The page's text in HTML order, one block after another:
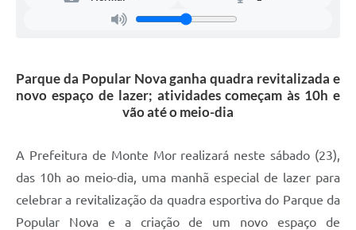
Parque da Popular Nova ganha quadra revitalizada e
novo espaço de lazer; atividades começam às 10h e
vão até o meio-dia
A Prefeitura de Monte Mor realizará neste sábado (23),
das 10h ao meio-dia, uma manhã especial de lazer para
celebrar a revitalização da quadra esportiva do Parque da
Popular Nova e a criação de um novo espaço de